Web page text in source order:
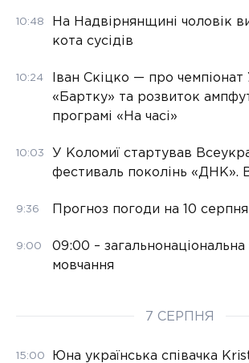
10:48
На Надвірнянщині чоловік
кота сусідів
10:24
Іван Скіцко — про чемпіонат
«Бартку» та розвиток
програмі «На часі»
10:03
У Коломиї стартував
фестиваль поколінь «ДНК».
9:36 Прогноз погоди на 10
9:00
09:00 – загальнонаціональна
мовчання
7 СЕРПНЯ
15:00
Юна українська співачка